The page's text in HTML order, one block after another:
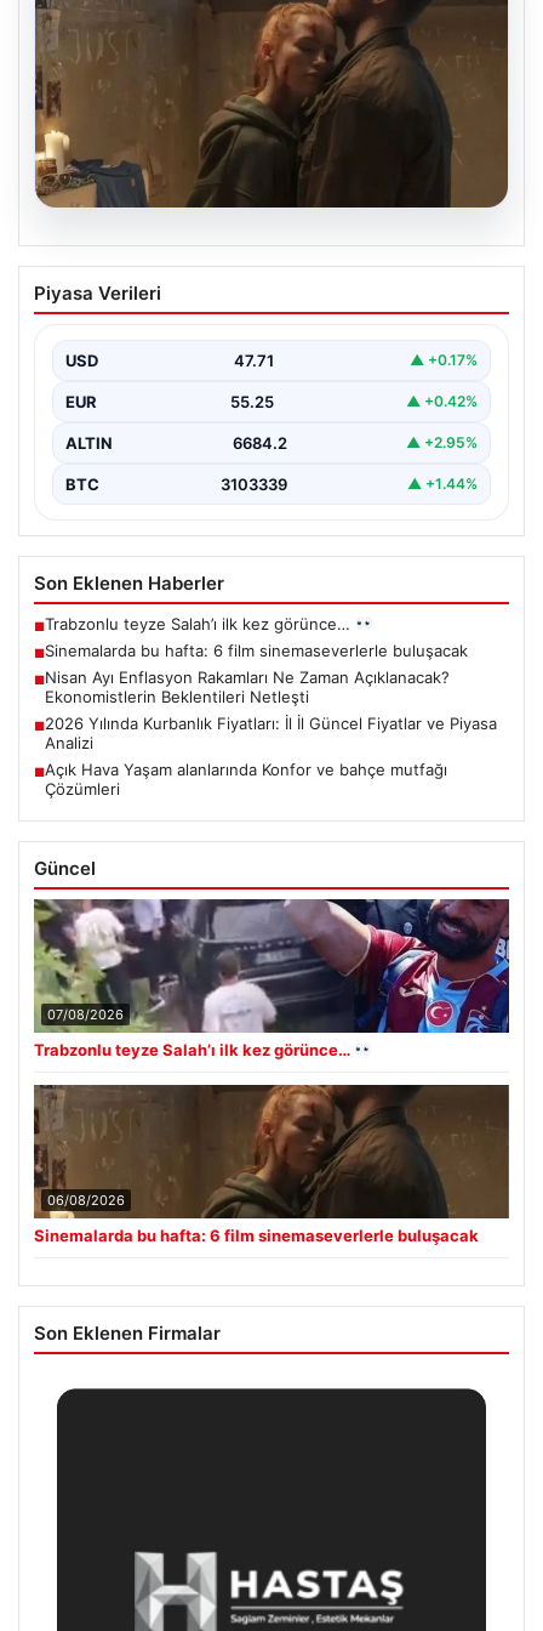
Sinemalarda bu hafta: 6 film
sinemaseverlerle buluşacak
Piyasa Verileri
USD 47.71 ▲ +0.17%
EUR 55.25 ▲ +0.42%
ALTIN 6684.2 ▲ +2.95%
BTC 3103339 ▲ +1.44%
Son Eklenen Haberler
■Trabzonlu teyze Salah’ı ilk kez görünce…
■Sinemalarda bu hafta: 6 film sinemaseverlerle buluşacak
■Nisan Ayı Enflasyon Rakamları Ne Zaman Açıklanacak?
Ekonomistlerin Beklentileri Netleşti
■2026 Yılında Kurbanlık Fiyatları: İl İl Güncel Fiyatlar ve Piyasa
Analizi
■Açık Hava Yaşam alanlarında Konfor ve bahçe mutfağı
Çözümleri
Güncel
07/08/2026
Trabzonlu teyze Salah’ı ilk kez görünce…
06/08/2026
Sinemalarda bu hafta: 6 film sinemaseverlerle buluşacak
Son Eklenen Firmalar